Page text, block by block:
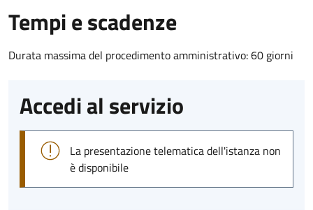
Tempi e scadenze
Durata massima del procedimento amministrativo: 60 giorni
Accedi al servizio
La presentazione telematica dell'istanza non
è disponibile